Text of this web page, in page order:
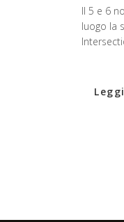
Il 5 e 6
luogo la